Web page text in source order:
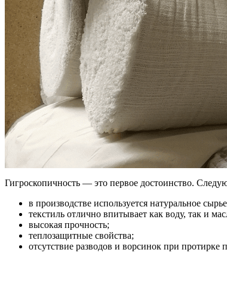
Гигроскопичность — это первое достоинство.
в производстве используется натуральное
текстиль отлично впитывает как воду, так и
высокая прочность;
теплозащитные свойства;
отсутствие разводов и ворсинок при протирке